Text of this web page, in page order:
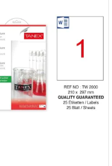
900 TL Üzeri Kargo Ücretsiz